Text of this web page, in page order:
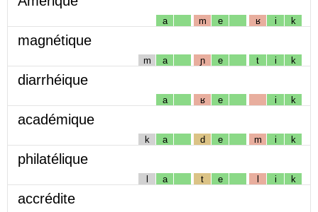
a m e ʁ i k
magnétique
m a ɲ e t i k
diarrhéique
a ʁ e i k
académique
k a d e m i k
philatélique
l a t e l i k
accrédite